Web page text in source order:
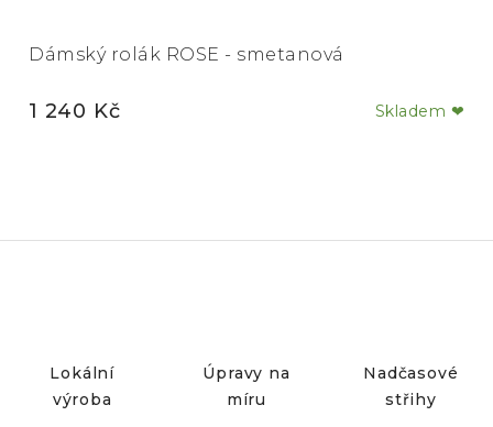
Lokální
výroba
Úpravy na
míru
Nadčasové
střihy
Dámský rolák ROSE - smetanová
Skladem ❤
1 240 Kč